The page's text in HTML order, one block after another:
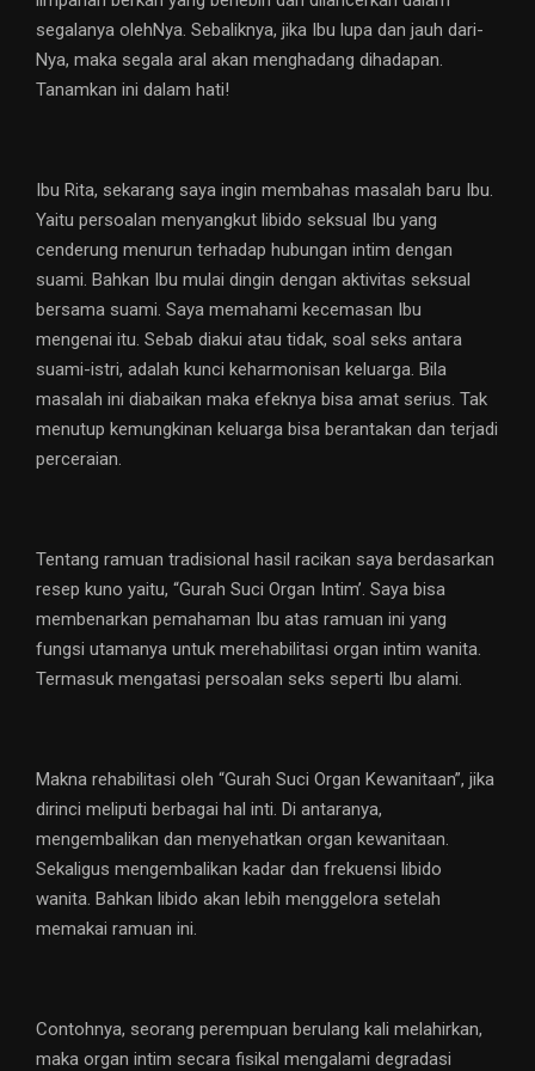
segalanya olehNya. Sebaliknya, jika Ibu lupa dan jauh dari-
Nya, maka segala aral akan menghadang dihadapan.
Tanamkan ini dalam hati!
Ibu Rita, sekarang saya ingin membahas masalah baru Ibu.
Yaitu persoalan menyangkut libido seksual Ibu yang
cenderung menurun terhadap hubungan intim dengan
suami. Bahkan Ibu mulai dingin dengan aktivitas seksual
bersama suami. Saya memahami kecemasan Ibu
mengenai itu. Sebab diakui atau tidak, soal seks antara
suami-istri, adalah kunci keharmonisan keluarga. Bila
masalah ini diabaikan maka efeknya bisa amat serius. Tak
menutup kemungkinan keluarga bisa berantakan dan terjadi
perceraian.
Tentang ramuan tradisional hasil racikan saya berdasarkan
resep kuno yaitu, “Gurah Suci Organ Intim’. Saya bisa
membenarkan pemahaman Ibu atas ramuan ini yang
fungsi utamanya untuk merehabilitasi organ intim wanita.
Termasuk mengatasi persoalan seks seperti Ibu alami.
Makna rehabilitasi oleh “Gurah Suci Organ Kewanitaan”, jika
dirinci meliputi berbagai hal inti. Di antaranya,
mengembalikan dan menyehatkan organ kewanitaan.
Sekaligus mengembalikan kadar dan frekuensi libido
wanita. Bahkan libido akan lebih menggelora setelah
memakai ramuan ini.
Contohnya, seorang perempuan berulang kali melahirkan,
maka organ intim secara fisikal mengalami degradasi